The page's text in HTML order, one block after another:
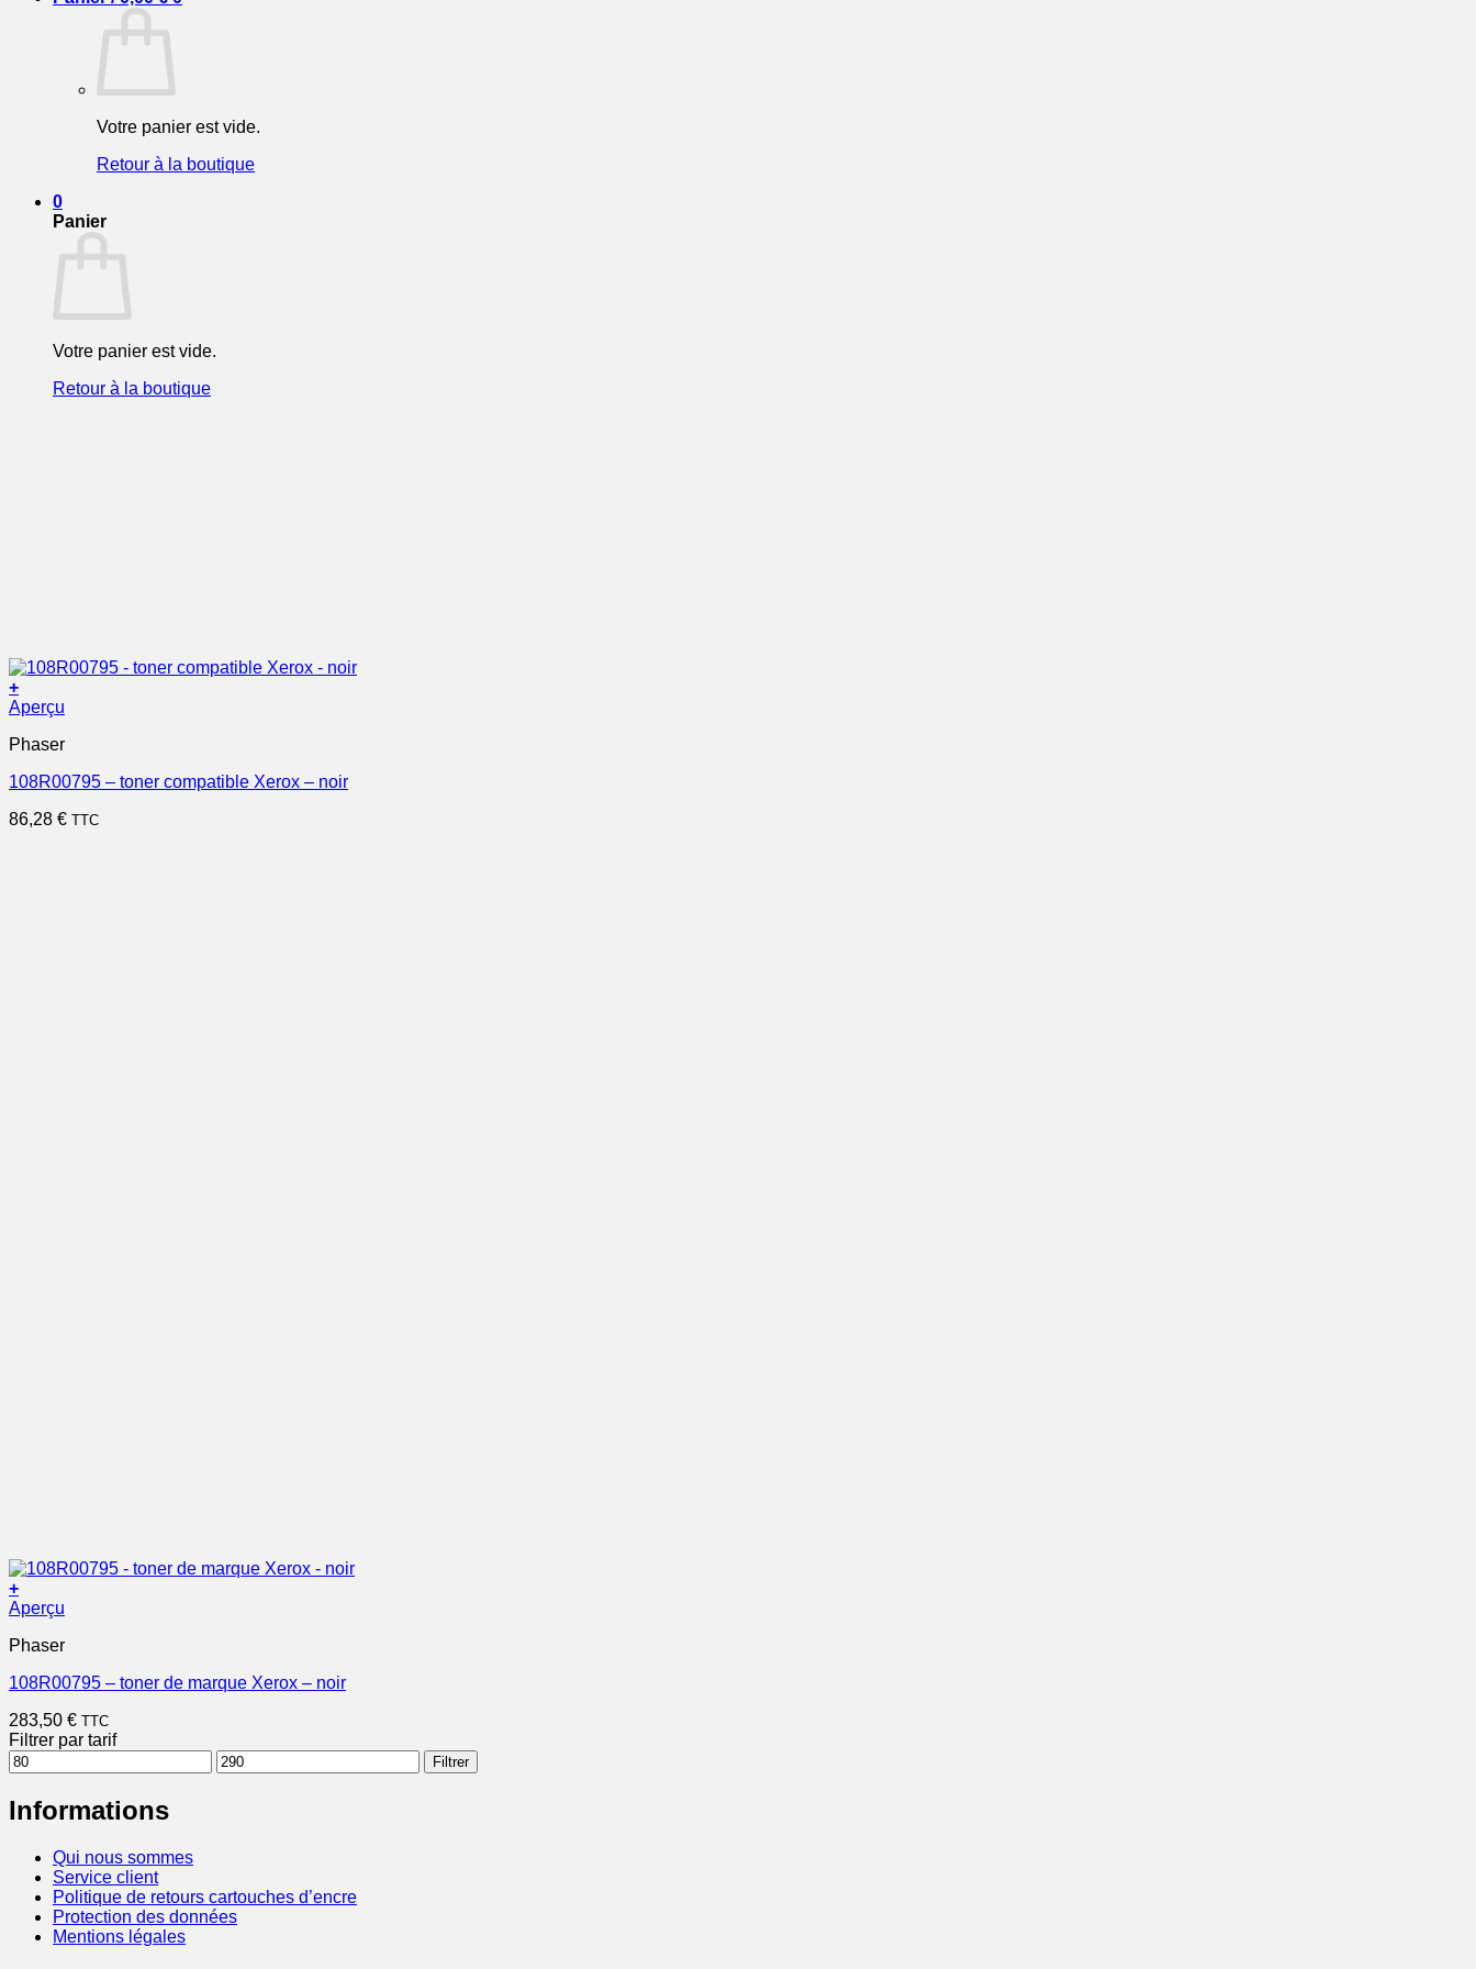
Votre panier est vide.
Retour à la boutique
0
Panier
Votre panier est vide.
Retour à la boutique
+
Aperçu
Phaser
108R00795 – toner compatible Xerox – noir
86,28 € TTC
+
Aperçu
Phaser
108R00795 – toner de marque Xerox – noir
283,50 € TTC
Filtrer par tarif
Prix
min
Prix
max
Filtrer
Informations
Qui nous sommes
Service client
Politique de retours cartouches d’encre
Protection des données
Mentions légales